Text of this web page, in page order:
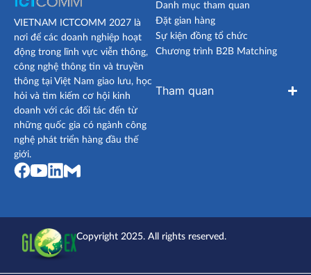
VIETNAM ICTCOMM 2027 là
nơi để các doanh nghiệp hoạt
động trong lĩnh vực viễn thông,
công nghệ thông tin và truyền
thông tại Việt Nam giao lưu, học
hỏi và tìm kiếm cơ hội kinh
doanh với các đối tác đến từ
những quốc gia có ngành công
nghệ phát triển hàng đầu thế
giới.
Danh mục tham quan
Đặt gian hàng
Sự kiện đồng tổ chức
Chương trình B2B Matching
Tham quan
Copyright 2025. All rights reserved.